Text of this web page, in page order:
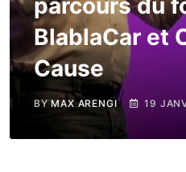
parcours du
BlablaCar et
Cause
BYMAX ARENGI 19